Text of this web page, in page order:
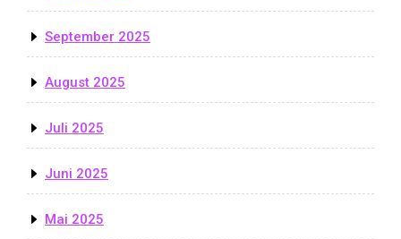
September 2025
August 2025
Juli 2025
Juni 2025
Mai 2025